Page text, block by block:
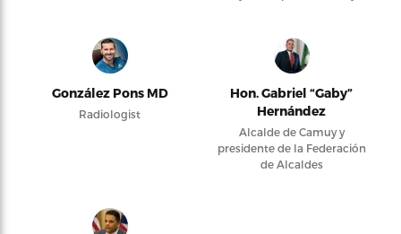
González Pons MD
Radiologist
Hon. Gabriel “Gaby”
Hernández
Alcalde de Camuy y
presidente de la Federación
de Alcaldes